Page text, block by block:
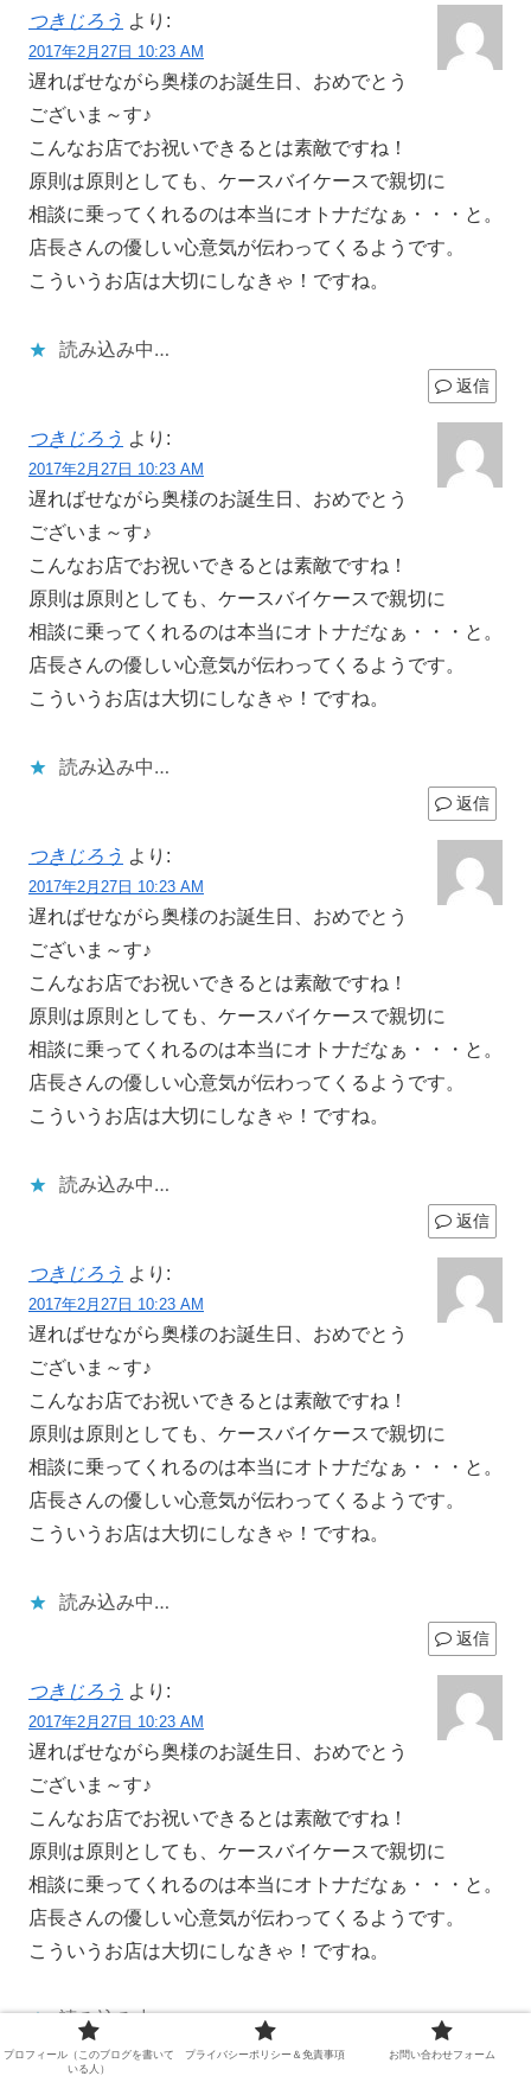
つきじろう より:
2017年2月27日 10:23 AM
遅ればせながら奥様のお誕生日、おめでとう
ございま～す♪
こんなお店でお祝いできるとは素敵ですね！
原則は原則としても、ケースバイケースで親切に
相談に乗ってくれるのは本当にオトナだなぁ・・・と。
店長さんの優しい心意気が伝わってくるようです。
こういうお店は大切にしなきゃ！ですね。
読み込み中…
返信
つきじろう より:
2017年2月27日 10:23 AM
遅ればせながら奥様のお誕生日、おめでとう
ございま～す♪
こんなお店でお祝いできるとは素敵ですね！
原則は原則としても、ケースバイケースで親切に
相談に乗ってくれるのは本当にオトナだなぁ・・・と。
店長さんの優しい心意気が伝わってくるようです。
こういうお店は大切にしなきゃ！ですね。
読み込み中…
返信
つきじろう より:
2017年2月27日 10:23 AM
遅ればせながら奥様のお誕生日、おめでとう
ございま～す♪
こんなお店でお祝いできるとは素敵ですね！
原則は原則としても、ケースバイケースで親切に
相談に乗ってくれるのは本当にオトナだなぁ・・・と。
店長さんの優しい心意気が伝わってくるようです。
こういうお店は大切にしなきゃ！ですね。
読み込み中…
返信
つきじろう より:
2017年2月27日 10:23 AM
遅ればせながら奥様のお誕生日、おめでとう
ございま～す♪
こんなお店でお祝いできるとは素敵ですね！
原則は原則としても、ケースバイケースで親切に
相談に乗ってくれるのは本当にオトナだなぁ・・・と。
店長さんの優しい心意気が伝わってくるようです。
こういうお店は大切にしなきゃ！ですね。
読み込み中…
返信
つきじろう より:
2017年2月27日 10:23 AM
遅ればせながら奥様のお誕生日、おめでとう
ございま～す♪
こんなお店でお祝いできるとは素敵ですね！
原則は原則としても、ケースバイケースで親切に
相談に乗ってくれるのは本当にオトナだなぁ・・・と。
店長さんの優しい心意気が伝わってくるようです。
こういうお店は大切にしなきゃ！ですね。
読み込み中…
返信
プロフィール（このブログを書いて
いる人）
プライバシーポリシー＆免責事項 お問い合わせフォーム